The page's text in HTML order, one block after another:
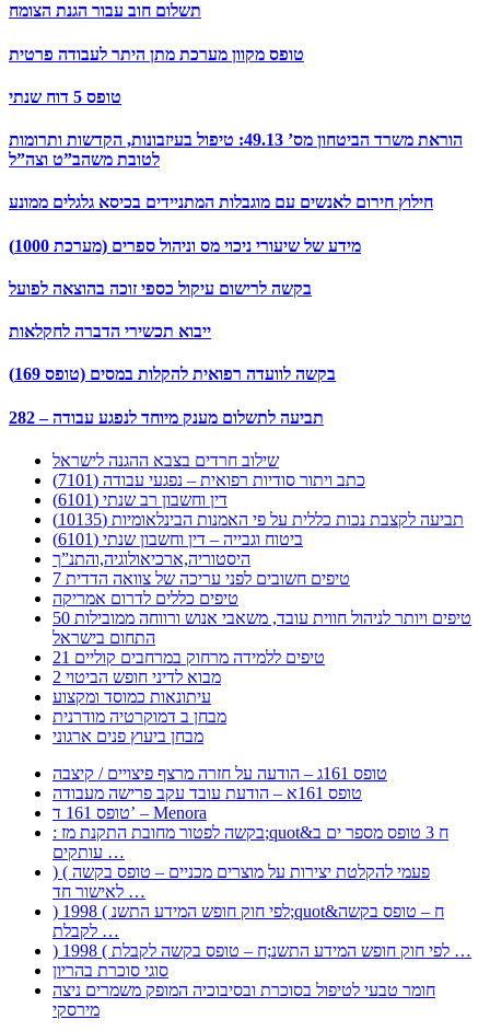
תשלום חוב עבור הגנת הצומח
טופס מקוון מערכת מתן היתר לעבודה פרטית
טופס 5 דוח שנתי
הוראת משרד הביטחון מס’ 49.13: טיפול בעיזבונות, הקדשות ותרומות
לטובת משהב”ט וצה”ל
חילוץ חירום לאנשים עם מוגבלות המתניידים בכיסא גלגלים ממונע
מידע של שיעורי ניכוי מס וניהול ספרים (מערכת 1000)
בקשה לרישום עיקול כספי זוכה בהוצאה לפועל
ייבוא תכשירי הדברה לחקלאות
בקשה לוועדה רפואית להקלות במסים (טופס 169)
282 – תביעה לתשלום מענק מיוחד לנפגע עבודה
שילוב חרדים בצבא ההגנה לישראל
כתב ויתור סודיות רפואית – נפגעי עבודה (7101)
דין וחשבון רב שנתי (6101)
תביעה לקצבת נכות כללית על פי האמנות הבינלאומיות (10135)
ביטוח וגבייה – דין וחשבון שנתי (6101)
היסטוריה,ארכיאולוגיה,והתנ”ך
7 טיפים חשובים לפני עריכה של צוואה הדדית
טיפים כללים לדרום אמריקה
50 טיפים ויותר לניהול חווית עובד, משאבי אנוש ורווחה ממובילות
התחום בישראל
21 טיפים ללמידה מרחוק במרחבים קוליים
מבוא לדיני חופש הביטוי 2
עיתונאות כמוסד ומקצוע
מבחן ב דמוקרטיה מודרנית
מבחן ביעוץ פנים ארגוני
טופס 161ג – הודעה על חזרה מרצף פיצויים / קיצבה
טופס 161א – הודעת עובד עקב פרישה מעבודה
טופס 161 ד’ – Menora
: בקשה לפטור מחובת התקנת מז;quot&ח 3 טופס מספר ים ב
עותקים …
) ( פעמי להקלטת יצירות על מוצרים מכניים – טופס בקשה
לאישור חד …
) 1998 ( לפי חוק חופש המידע התשנ;quot&ח – טופס בקשה
לקבלת …
) 1998 ( לפי חוק חופש המידע התשנ;ח – טופס בקשה לקבלת …
סוגי סוכרת בהריון
חומר טבעי לטיפול בסוכרת ובסיבוכיה המופק משמרים ניצה
מירסקי